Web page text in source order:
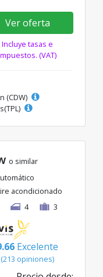
Ver oferta
Incluye tasas e
(VAT)
(CDW)
o similar
acondicionado
4 3
Excelente
(213 opiniones)